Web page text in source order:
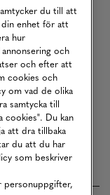
du till att
enhet för att
hur
och
och efter att
cookies och
om vad de olika
samtycka till
cookies". Du kan
att dra tillbaka
du att du har
som beskriver
personuppgifter,